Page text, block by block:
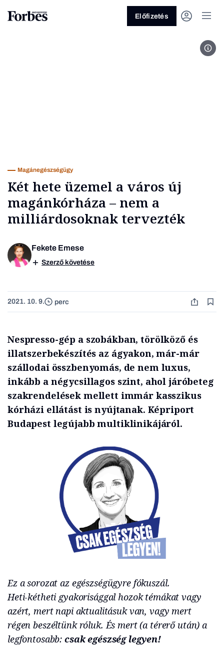
Üzlet
Előfizetés
A
Magánegészségügy
Két hete üzemel a város új
magánkórháza – nem a
milliárdosoknak tervezték
Fekete Emese
Szerző követése
2021. 10. 9. perc
Nespresso-gép a szobákban, törölköző és
illatszerbekészítés az ágyakon, már-már
szállodai összbenyomás, de nem luxus,
inkább a négycsillagos szint, ahol járóbeteg
szakrendelések mellett immár kasszikus
kórházi ellátást is nyújtanak. Képriport
Budapest legújabb multiklinikájáról.
Ez a sorozat az egészségügyre fókuszál.
Heti-kétheti gyakorisággal hozok témákat vagy
azért, mert napi aktualitásuk van, vagy mert
régen beszéltünk róluk. És mert (a térerő után) a
legfontosabb: csak egészség legyen!